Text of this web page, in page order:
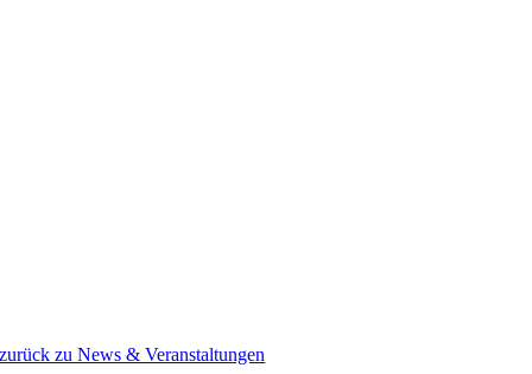
zurück zu News & Veranstaltungen